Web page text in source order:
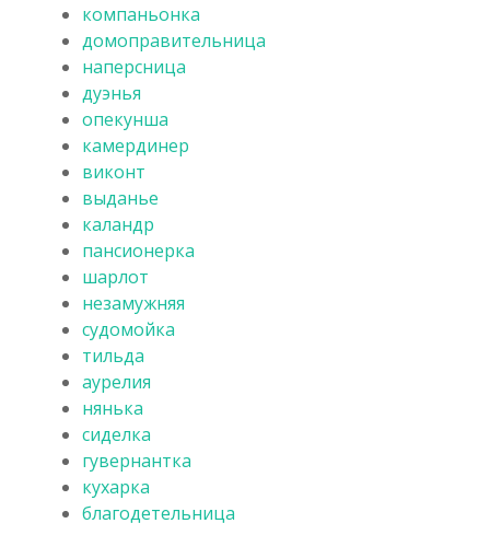
компаньонка
домоправительница
наперсница
дуэнья
опекунша
камердинер
виконт
выданье
каландр
пансионерка
шарлот
незамужняя
судомойка
тильда
аурелия
нянька
сиделка
гувернантка
кухарка
благодетельница